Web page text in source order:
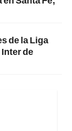
de la Liga
de